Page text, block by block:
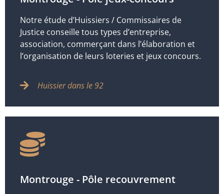
Notre étude d’Huissiers / Commissaires de
Justice conseille tous types d’entreprise,
association, commerçant dans l’élaboration et
l’organisation de leurs loteries et jeux concours.
Huissier dans le 92
Montrouge - Pôle recouvrement